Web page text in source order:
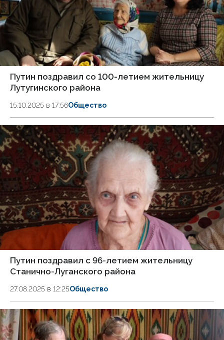
Путин поздравил со 100-летием жительницу
Лутугинского района
15.10.2025 в 17:56Общество
Путин поздравил с 96-летием жительницу
Станично-Луганского района
27.08.2025 в 12:25Общество